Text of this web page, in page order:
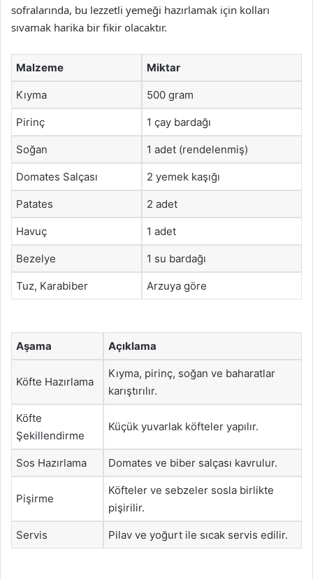
sofralarında, bu lezzetli yemeği hazırlamak için kolları
sıvamak harika bir fikir olacaktır.
Malzeme Miktar
Kıyma 500 gram
Pirinç 1 çay bardağı
Soğan 1 adet (rendelenmiş)
Domates Salçası 2 yemek kaşığı
Patates 2 adet
Havuç 1 adet
Bezelye 1 su bardağı
Tuz, Karabiber Arzuya göre
Aşama Açıklama
Köfte Hazırlama
Kıyma, pirinç, soğan ve baharatlar
karıştırılır.
Köfte
Şekillendirme
Küçük yuvarlak köfteler yapılır.
Sos Hazırlama Domates ve biber salçası kavrulur.
Pişirme
Köfteler ve sebzeler sosla birlikte
pişirilir.
Servis Pilav ve yoğurt ile sıcak servis edilir.